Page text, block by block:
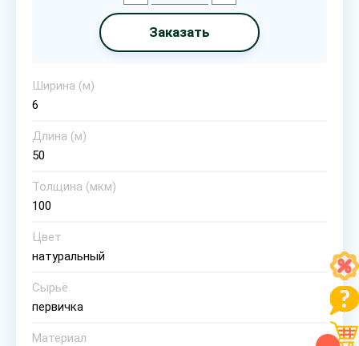
Заказать
Ширина (м)
6
Длина (м)
50
Толщина (мкм)
100
Цвет
натуральный
Сырьё
первичка
Материал